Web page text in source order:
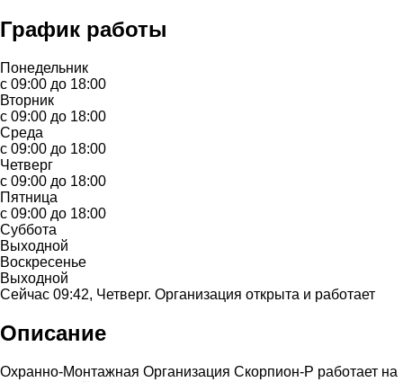
График работы
Понедельник
с 09:00 до 18:00
Вторник
с 09:00 до 18:00
Среда
с 09:00 до 18:00
Четверг
с 09:00 до 18:00
Пятница
с 09:00 до 18:00
Суббота
Выходной
Воскресенье
Выходной
Сейчас 09:42, Четверг. Организация открыта и работает
Описание
Охранно-Монтажная Организация Скорпион-Р работает на